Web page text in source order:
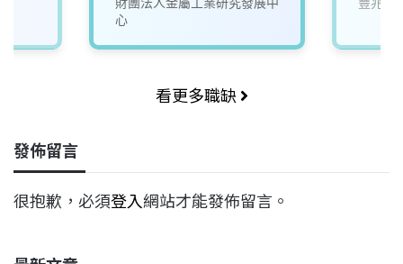
心
看更多職缺
發佈留言
很抱歉，必須登入網站才能發佈留言。